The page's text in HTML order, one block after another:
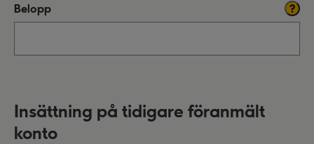
Belopp
Insättning på tidigare föranmält
konto